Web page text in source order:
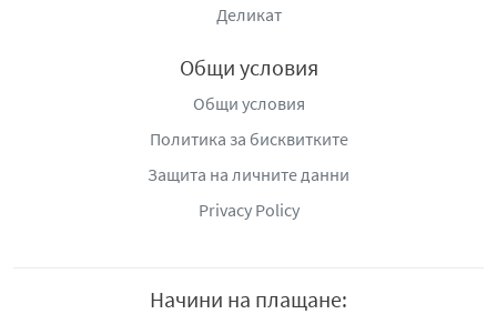
Деликат
Общи условия
Общи условия
Политика за бисквитките
Защита на личните данни
Privacy Policy
Начини на плащане: